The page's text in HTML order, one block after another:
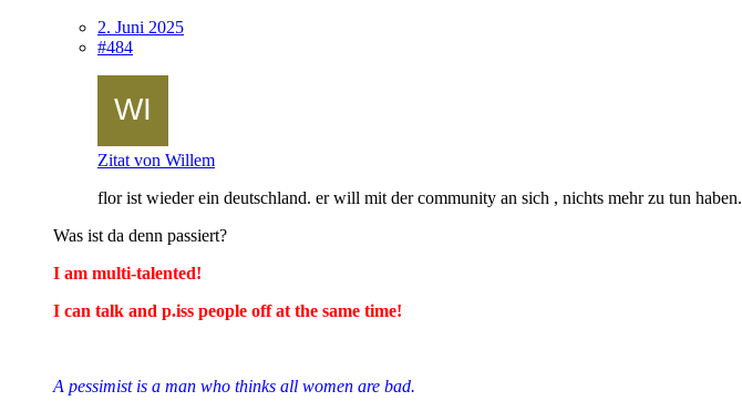
2. Juni 2025
#484
Zitat von Willem
flor ist wieder ein deutschland. er will mit der community an sich , nichts mehr zu tun haben.
Was ist da denn passiert?
I am multi-talented!
I can talk and p.iss people off at the same time!
A pessimist is a man who thinks all women are bad.